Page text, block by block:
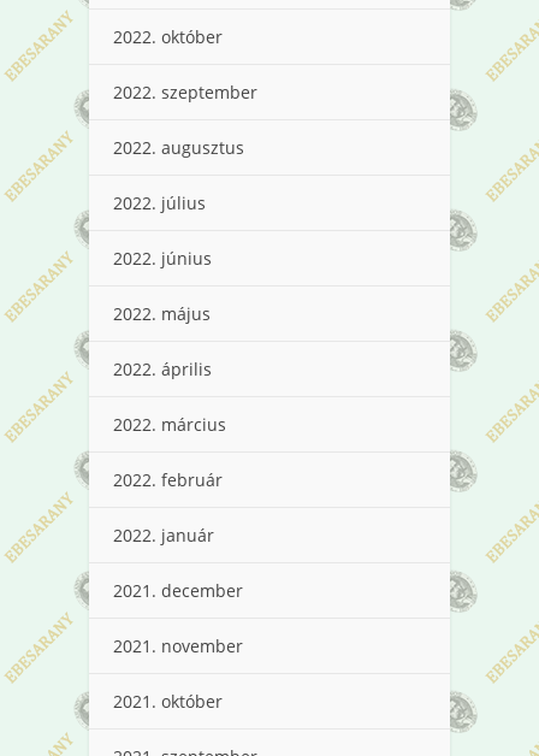
2022. október
2022. szeptember
2022. augusztus
2022. július
2022. június
2022. május
2022. április
2022. március
2022. február
2022. január
2021. december
2021. november
2021. október